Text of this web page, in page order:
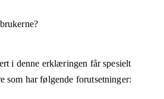
i denne erklæringen får spesielt
som har følgende forutsetninger: